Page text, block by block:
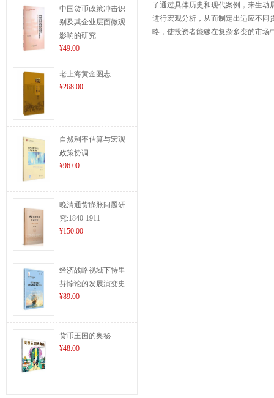
中国货币政策冲击识
别及其企业层面微观
影响的研究
¥49.00
老上海黄金图志
¥268.00
自然利率估算与宏观
政策协调
¥96.00
晚清通货膨胀问题研
究:1840-1911
¥150.00
经济战略视域下特里
芬悖论的发展演变史
¥89.00
货币王国的奥秘
¥48.00
了通过具体历史和现代案例，来生
进行宏观分析，从而制定出适应不同
略，使投资者能够在复杂多变的市场